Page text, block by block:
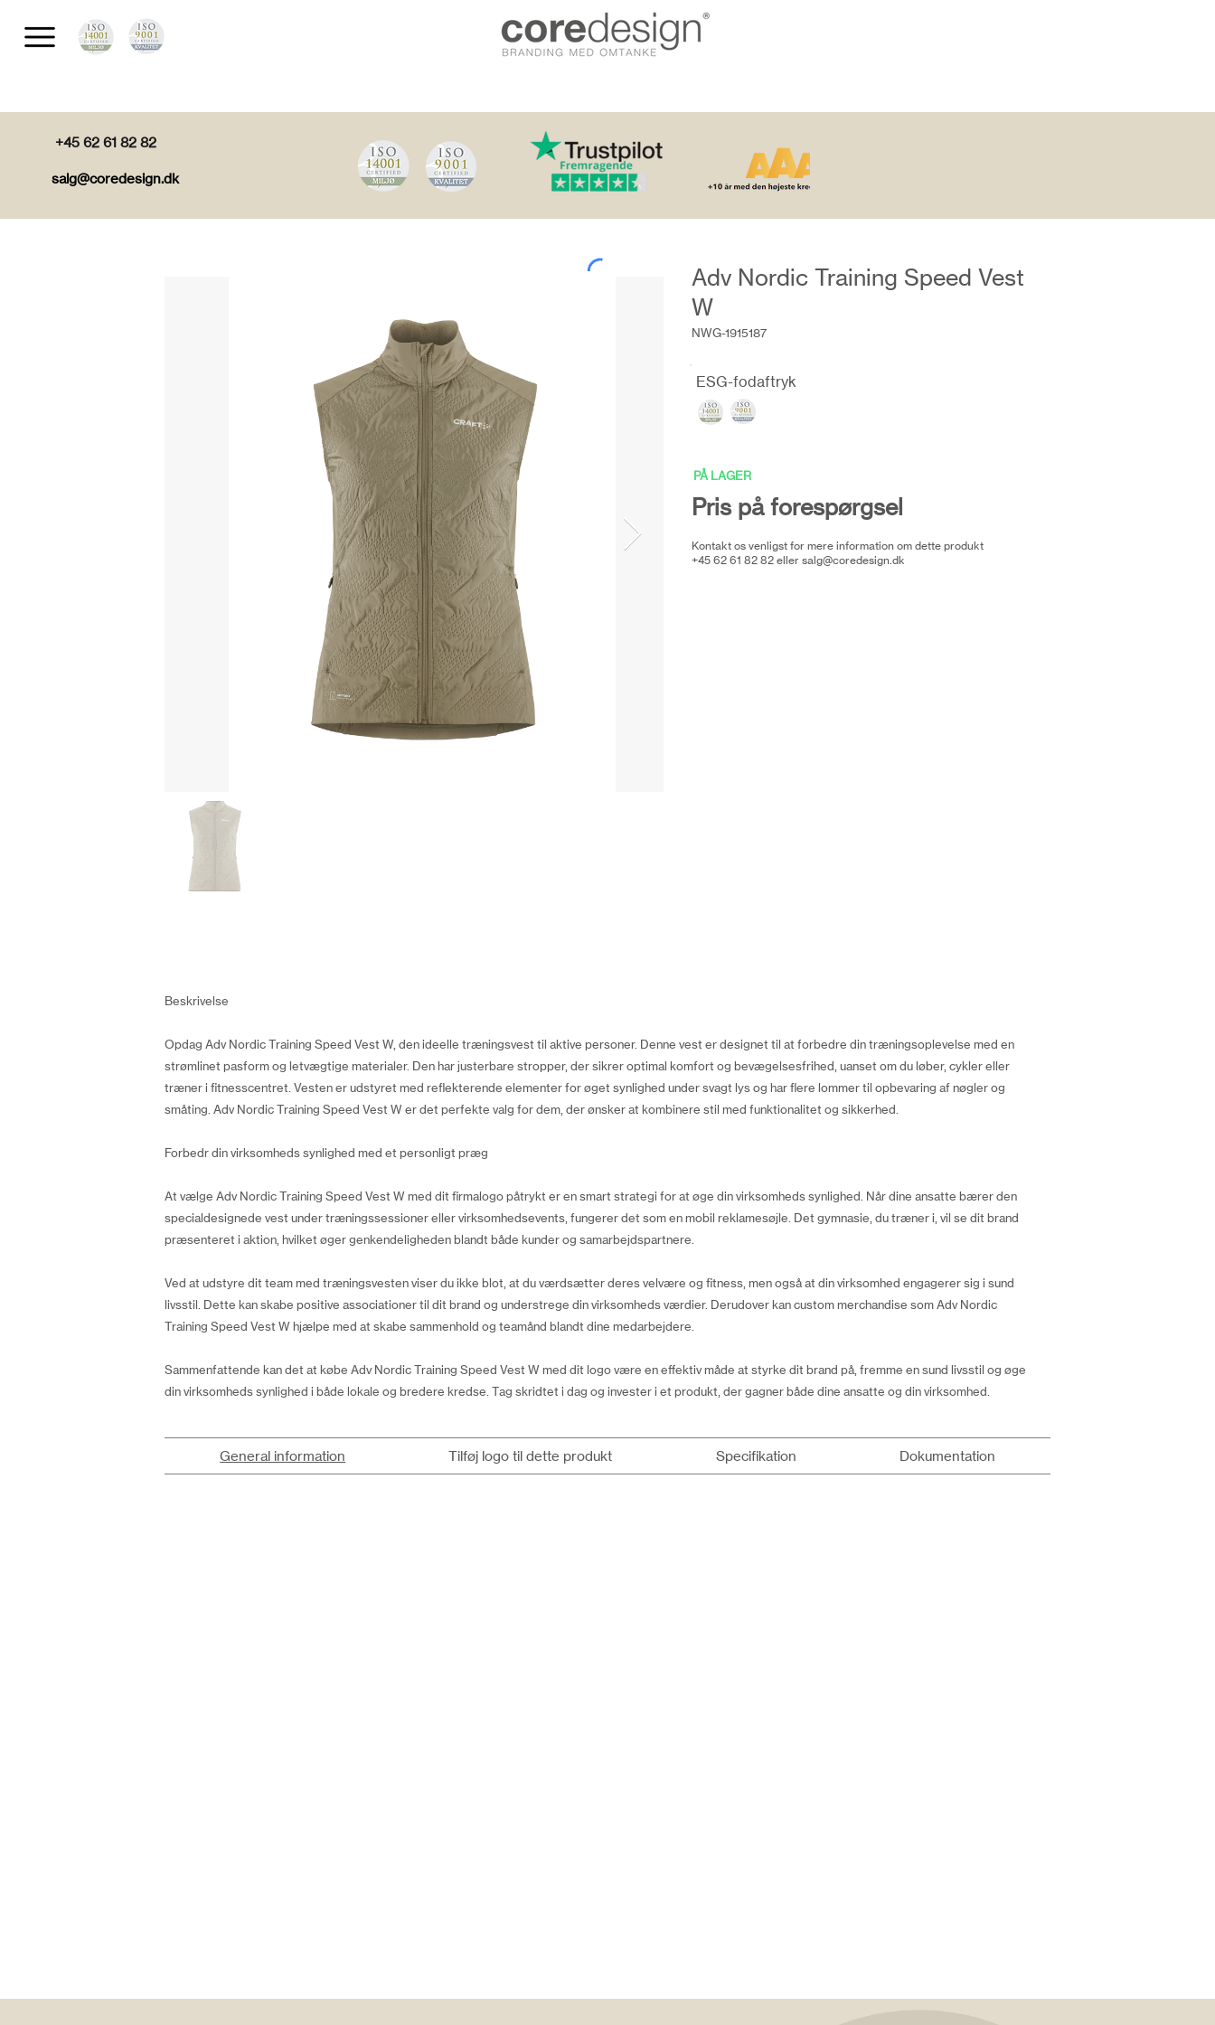
+45 62 61 82 82
salg@coredesign.dk
Adv Nordic Training Speed Vest
W
NWG-1915187
ESG-fodaftryk
PÅ LAGER
Pris på forespørgsel
Kontakt os venligst for mere information om dette produkt
+45 62 61 82 82 eller salg@coredesign.dk
Beskrivelse
Opdag Adv Nordic Training Speed Vest W, den ideelle træningsvest til aktive personer. Denne vest er designet til at forbedre din træningsoplevelse med en
strømlinet pasform og letvægtige materialer. Den har justerbare stropper, der sikrer optimal komfort og bevægelsesfrihed, uanset om du løber, cykler eller
træner i fitnesscentret. Vesten er udstyret med reflekterende elementer for øget synlighed under svagt lys og har flere lommer til opbevaring af nøgler og
småting. Adv Nordic Training Speed Vest W er det perfekte valg for dem, der ønsker at kombinere stil med funktionalitet og sikkerhed.
Forbedr din virksomheds synlighed med et personligt præg
At vælge Adv Nordic Training Speed Vest W med dit firmalogo påtrykt er en smart strategi for at øge din virksomheds synlighed. Når dine ansatte bærer den
specialdesignede vest under træningssessioner eller virksomhedsevents, fungerer det som en mobil reklamesøjle. Det gymnasie, du træner i, vil se dit brand
præsenteret i aktion, hvilket øger genkendeligheden blandt både kunder og samarbejdspartnere.
Ved at udstyre dit team med træningsvesten viser du ikke blot, at du værdsætter deres velvære og fitness, men også at din virksomhed engagerer sig i sund
livsstil. Dette kan skabe positive associationer til dit brand og understrege din virksomheds værdier. Derudover kan custom merchandise som Adv Nordic
Training Speed Vest W hjælpe med at skabe sammenhold og teamånd blandt dine medarbejdere.
Sammenfattende kan det at købe Adv Nordic Training Speed Vest W med dit logo være en effektiv måde at styrke dit brand på, fremme en sund livsstil og øge
din virksomheds synlighed i både lokale og bredere kredse. Tag skridtet i dag og invester i et produkt, der gagner både dine ansatte og din virksomhed.
General information Tilføj logo til dette produkt Specifikation Dokumentation